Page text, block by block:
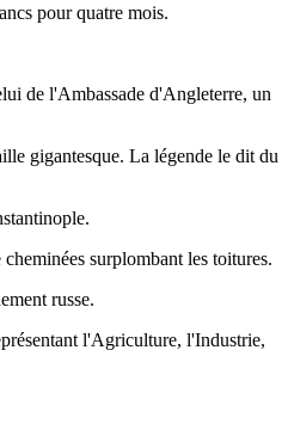
pour quatre mois.
de l'Ambassade d'Angleterre, un
gigantesque. La légende le dit du
surplombant les toitures.
russe.
l'Agriculture, l'Industrie,